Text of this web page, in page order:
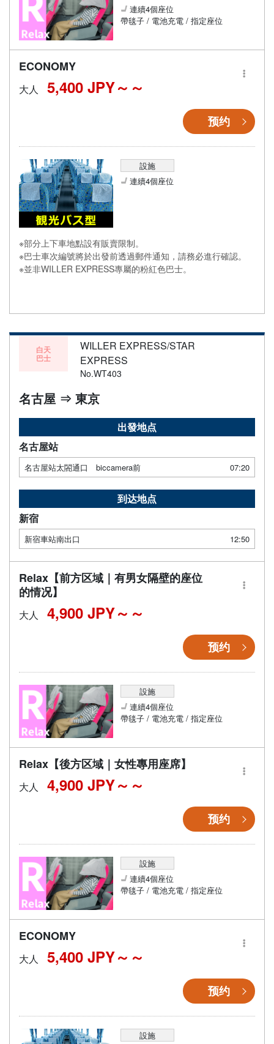
連續4個座位
帶毯子 / 電池充電 / 指定座位
ECONOMY
大人 5,400 JPY～
预约
設施
連續4個座位
※部分上下車地點設有販賣限制。
※巴士車次編號將於出發前透過郵件通知，請務必進行確認。
※並非WILLER EXPRESS專屬的粉紅色巴士。
白天
巴士
WILLER EXPRESS/STAR
EXPRESS
No.WT403
名古屋 ⇒ 東京
出發地点
名古屋站
名古屋站太閤通口 biccamera前 07:20
到达地点
新宿
新宿車站南出口 12:50
Relax【前方区域｜有男女隔壁的座位
的情况】
大人 4,900 JPY～
预约
設施
連續4個座位
帶毯子 / 電池充電 / 指定座位
Relax【後方区域｜女性專用座席】
大人 4,900 JPY～
预约
設施
連續4個座位
帶毯子 / 電池充電 / 指定座位
ECONOMY
大人 5,400 JPY～
预约
設施